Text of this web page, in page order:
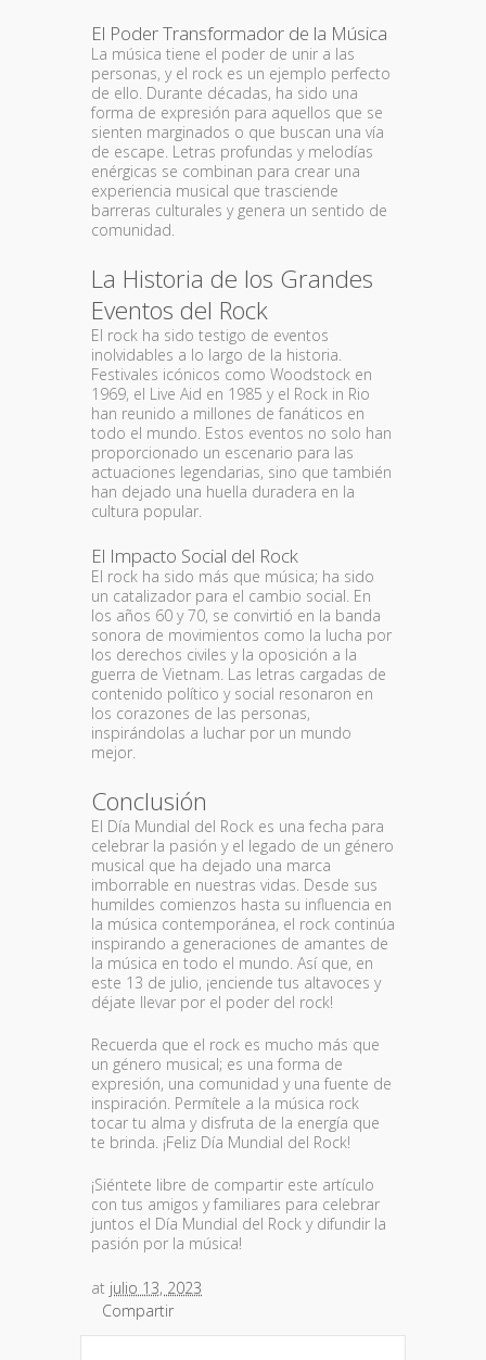
El Poder Transformador de la Música
La música tiene el poder de unir a las
personas, y el rock es un ejemplo perfecto
de ello. Durante décadas, ha sido una
forma de expresión para aquellos que se
sienten marginados o que buscan una vía
de escape. Letras profundas y melodías
enérgicas se combinan para crear una
experiencia musical que trasciende
barreras culturales y genera un sentido de
comunidad.
La Historia de los Grandes
Eventos del Rock
El rock ha sido testigo de eventos
inolvidables a lo largo de la historia.
Festivales icónicos como Woodstock en
1969, el Live Aid en 1985 y el Rock in Rio
han reunido a millones de fanáticos en
todo el mundo. Estos eventos no solo han
proporcionado un escenario para las
actuaciones legendarias, sino que también
han dejado una huella duradera en la
cultura popular.
El Impacto Social del Rock
El rock ha sido más que música; ha sido
un catalizador para el cambio social. En
los años 60 y 70, se convirtió en la banda
sonora de movimientos como la lucha por
los derechos civiles y la oposición a la
guerra de Vietnam. Las letras cargadas de
contenido político y social resonaron en
los corazones de las personas,
inspirándolas a luchar por un mundo
mejor.
Conclusión
El Día Mundial del Rock es una fecha para
celebrar la pasión y el legado de un género
musical que ha dejado una marca
imborrable en nuestras vidas. Desde sus
humildes comienzos hasta su influencia en
la música contemporánea, el rock continúa
inspirando a generaciones de amantes de
la música en todo el mundo. Así que, en
este 13 de julio, ¡enciende tus altavoces y
déjate llevar por el poder del rock!
Recuerda que el rock es mucho más que
un género musical; es una forma de
expresión, una comunidad y una fuente de
inspiración. Permítele a la música rock
tocar tu alma y disfruta de la energía que
te brinda. ¡Feliz Día Mundial del Rock!
¡Siéntete libre de compartir este artículo
con tus amigos y familiares para celebrar
juntos el Día Mundial del Rock y difundir la
pasión por la música!
at julio 13, 2023
Compartir